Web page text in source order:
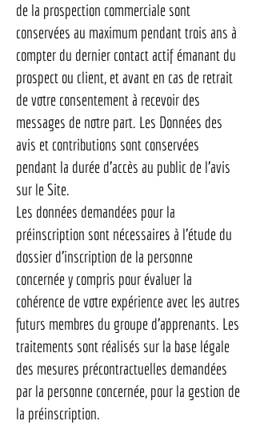
de la prospection commerciale sont
conservées au maximum pendant trois ans à
compter du dernier contact actif émanant du
prospect ou client, et avant en cas de retrait
de votre consentement à recevoir des
messages de notre part. Les Données des
avis et contributions sont conservées
pendant la durée d’accès au public de l’avis
sur le Site.
Les données demandées pour la
préinscription sont nécessaires à l’étude du
dossier d’inscription de la personne
concernée y compris pour évaluer la
cohérence de votre expérience avec les autres
futurs membres du groupe d’apprenants. Les
traitements sont réalisés sur la base légale
des mesures précontractuelles demandées
par la personne concernée, pour la gestion de
la préinscription.